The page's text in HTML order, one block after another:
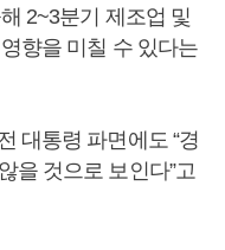
2~3분기 제조업 및
향을 미칠 수 있다는
대통령 파면에도 “경
을 것으로 보인다”고